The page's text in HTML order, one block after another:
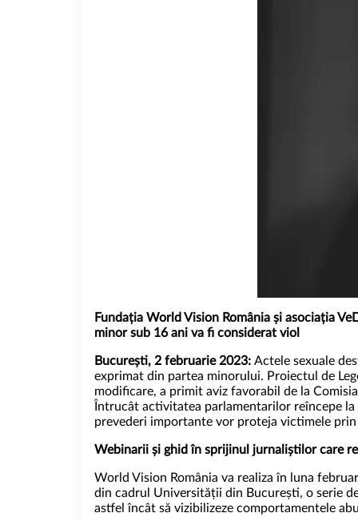
Fundația World Vision România și asociația
minor sub 16 ani va fi considerat viol
București, 2 februarie 2023: Actele sexuale
exprimat din partea minorului. Proiectul de
modificare, a primit aviz favorabil de la
Întrucât activitatea parlamentarilor reîncepe
prevederi importante vor proteja victimele prin
Webinarii și ghid în sprijinul jurnaliștilor care
World Vision România va realiza în luna
din cadrul Universității din București, o serie
astfel încât să vizibilizeze comportamentele